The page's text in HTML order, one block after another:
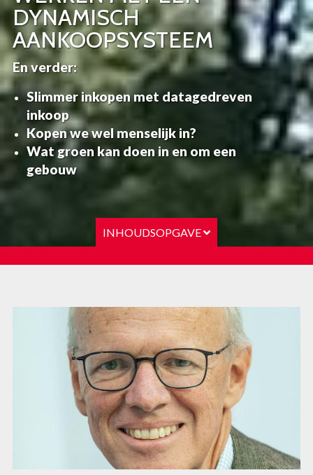
DYNAMISCH
AANKOOPSYSTEEM
En verder:
Slimmer inkopen met datagedreven
inkoop
Kopen we wel menselijk in?
Wat groen kan doen in en om een
gebouw
INHOUDSOPGAVE